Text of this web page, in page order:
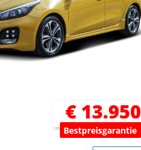
€ 13.950
Bestpreisgarantie